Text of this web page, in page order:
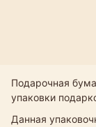
Подарочная
упаковки
Данная